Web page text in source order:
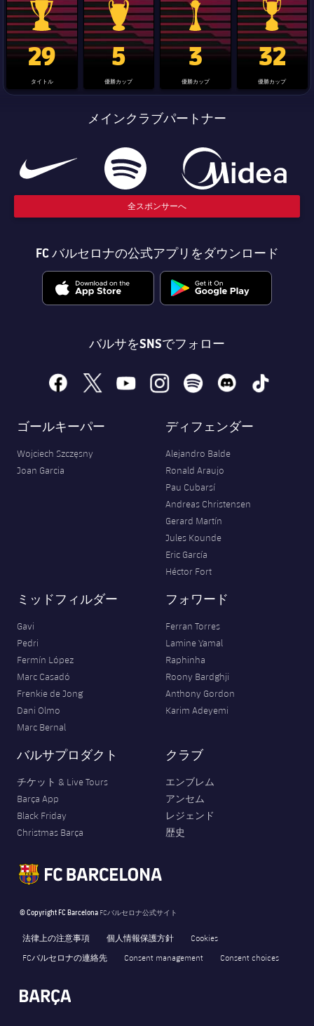
結果
順位表
スケジュール
チケット
PLUSICON
LABEL.ARIA.PLUS
トップチーム
plusicon
label.aria.plus
スケジュール
チケット
結果
順位表
La Liga trophy
29
タイトル
Champions League trophy
5
優勝カップ
label.aria.clubworldcup
3
優勝カップ
国王杯
32
優勝カップ
メインクラブパートナー
全スポンサーへ
FC バルセロナの公式アプリをダウンロード
バルサをSNSでフォロー
facebook
x youtubeinstagramspotify discord tiktok
ゴールキーパー
Wojciech Szczęsny
Joan Garcia
ディフェンダー
Alejandro Balde
Ronald Araujo
Pau Cubarsí
Andreas Christensen
Gerard Martín
Jules Kounde
Eric García
Héctor Fort
ミッドフィルダー
Gavi
Pedri
Fermín López
Marc Casadó
Frenkie de Jong
Dani Olmo
Marc Bernal
フォワード
Ferran Torres
Lamine Yamal
Raphinha
Roony Bardghji
Anthony Gordon
Karim Adeyemi
バルサプロダクト
チケット & Live Tours
Barça App
Black Friday
Christmas Barça
クラブ
エンブレム
アンセム
レジェンド
歴史
© Copyright FC Barcelona FCバルセロナ公式サイト
法律上の注意事項 個人情報保護方針
Cookies
FCバルセロナの連絡先
Consent management Consent choices